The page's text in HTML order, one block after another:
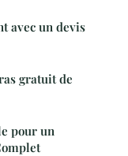
avec un devis
gratuit de
pour un